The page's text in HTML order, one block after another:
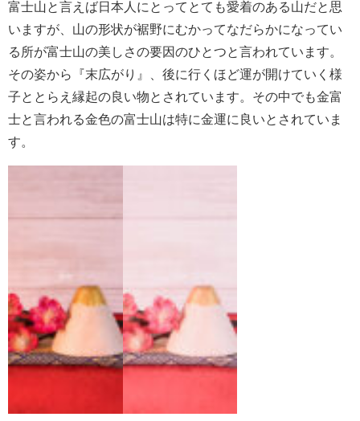
富士山と言えば日本人にとってとても愛着のある山だと思
いますが、山の形状が裾野にむかってなだらかになってい
る所が富士山の美しさの要因のひとつと言われています。
その姿から『末広がり』、後に行くほど運が開けていく様
子ととらえ縁起の良い物とされています。その中でも金富
士と言われる金色の富士山は特に金運に良いとされていま
す。